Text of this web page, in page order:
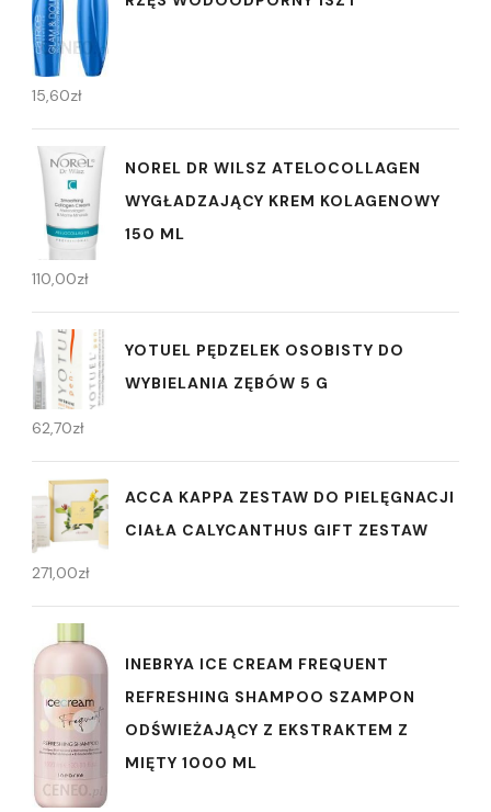
15,60zł
NOREL DR WILSZ ATELOCOLLAGEN
WYGŁADZAJĄCY KREM KOLAGENOWY
150 ML
110,00zł
YOTUEL PĘDZELEK OSOBISTY DO
WYBIELANIA ZĘBÓW 5 G
62,70zł
ACCA KAPPA ZESTAW DO PIELĘGNACJI
CIAŁA CALYCANTHUS GIFT ZESTAW
271,00zł
INEBRYA ICE CREAM FREQUENT
REFRESHING SHAMPOO SZAMPON
ODŚWIEŻAJĄCY Z EKSTRAKTEM Z
MIĘTY 1000 ML